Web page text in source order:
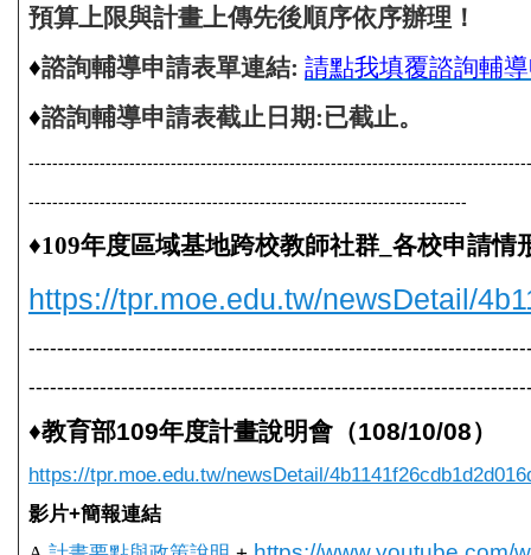
預算上限與計畫上傳先後順序依序辦理！
♦諮詢輔導申請表單連結: 請點我填覆諮詢輔
♦諮詢輔導申請表截止日期:已截止。
--------------------------------------------------------------------------
♦109年度區域基地跨校教師社群_各校申請情
https://tpr.moe.edu.tw/newsDetail/
♦教育部109年度計畫說明會 （108/10/08）
https://tpr.moe.edu.tw/newsDetail/
影片+簡報連結